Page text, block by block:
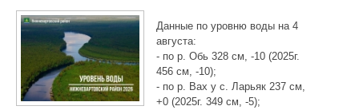
Данные по уровню воды на 4
августа:
- по р. Обь 328 см, -10 (2025г.
456 см, -10);
- по р. Вах у с. Ларьяк 237 см,
+0 (2025г. 349 см, -5);